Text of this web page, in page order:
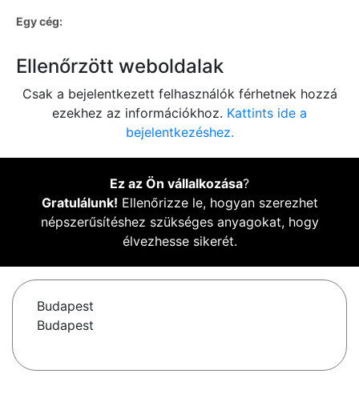
Egy cég:
Ellenőrzött weboldalak
Csak a bejelentkezett felhasználók férhetnek hozzá
ezekhez az információkhoz. Kattints ide a
bejelentkezéshez.
Ez az Ön vállalkozása?
Gratulálunk! Ellenőrizze le, hogyan szerezhet
népszerűsítéshez szükséges anyagokat, hogy
élvezhesse sikerét.
Budapest
Budapest